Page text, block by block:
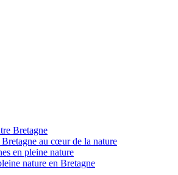
Bretagne
au cœur de la nature
en pleine nature
nature en Bretagne